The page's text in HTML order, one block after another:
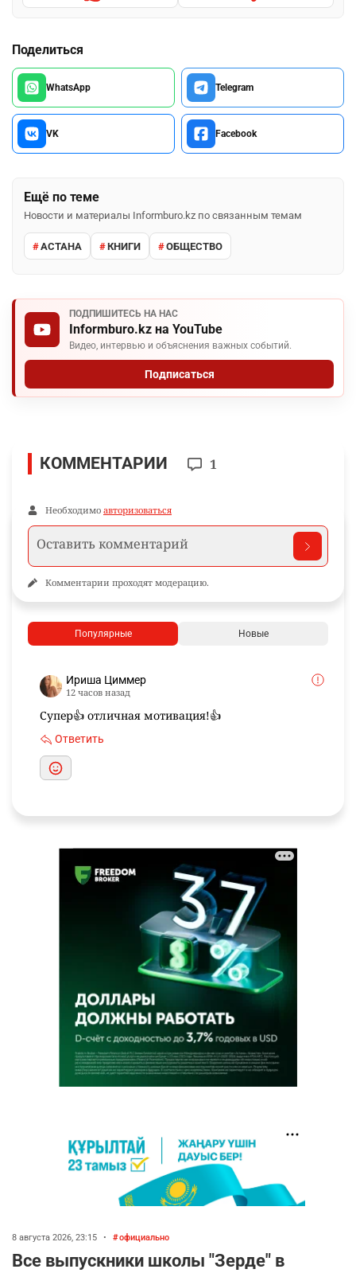
Поделиться
WhatsApp Telegram
VK Facebook
Ещё по теме
Новости и материалы Informburo.kz по связанным темам
АСТАНА КНИГИ ОБЩЕСТВО
ПОДПИШИТЕСЬ НА НАС
Informburo.kz на YouTube
Видео, интервью и объяснения важных событий.
Подписаться
КОММЕНТАРИИ 1
Необходимо авторизоваться
Комментарии проходят модерацию.
Популярные Новые
Ириша Циммер
12 часов назад
Супер👍 отличная мотивация!👍
Ответить
8 августа 2026, 23:15 • официально
Все выпускники школы "Зерде" в